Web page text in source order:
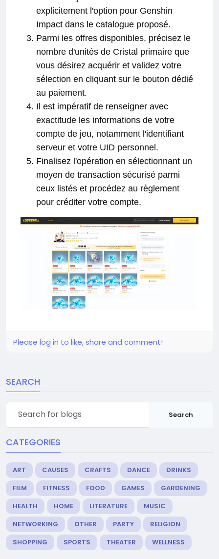
explicitement l'option pour Genshin
Impact dans le catalogue proposé.
Parmi les offres disponibles, précisez le
nombre d'unités de Cristal primaire que
vous désirez acquérir et validez votre
sélection en cliquant sur le bouton dédié
au paiement.
Il est impératif de renseigner avec
exactitude les informations de votre
compte de jeu, notamment l'identifiant
serveur et votre UID personnel.
Finalisez l'opération en sélectionnant un
moyen de transaction sécurisé parmi
ceux listés et procédez au règlement
pour créditer votre compte.
Please log in to like, share and comment!
SEARCH
Search
CATEGORIES
ART CAUSES CRAFTS DANCE
DRINKS
FILM
FITNESS FOOD GAMES
GARDENING
HEALTH
HOME LITERATURE
MUSIC
NETWORKING
OTHER PARTY
RELIGION
SHOPPING
SPORTS THEATER WELLNESS